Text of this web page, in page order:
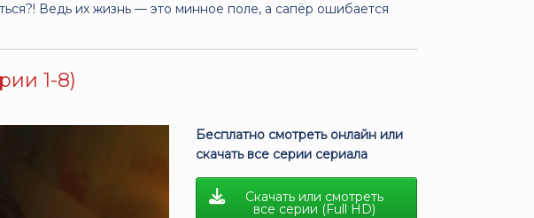
Ведь их жизнь — это минное поле, а сапёр ошибается
1-8)
Бесплатно смотреть онлайн или
скачать все серии сериала
Скачать или смотреть
все серии (Full HD)